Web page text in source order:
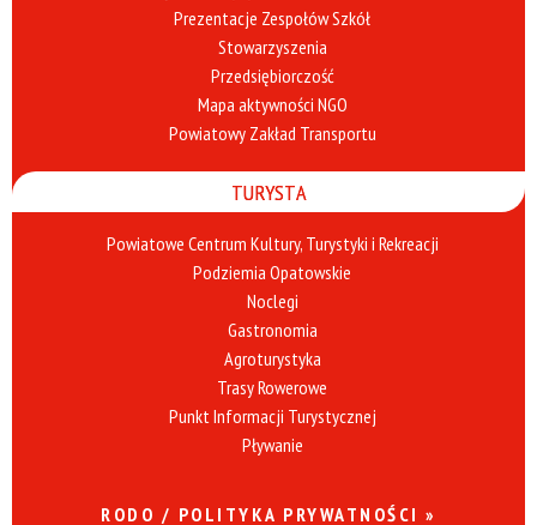
Prezentacje Zespołów Szkół
Stowarzyszenia
Przedsiębiorczość
Mapa aktywności NGO
Powiatowy Zakład Transportu
TURYSTA
Powiatowe Centrum Kultury, Turystyki i Rekreacji
Podziemia Opatowskie
Noclegi
Gastronomia
Agroturystyka
Trasy Rowerowe
Punkt Informacji Turystycznej
Pływanie
RODO / POLITYKA PRYWATNOŚCI »